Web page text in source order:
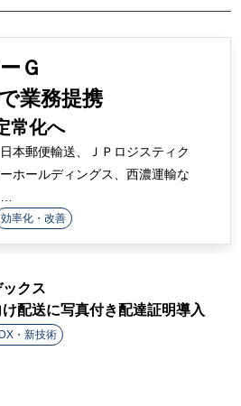
Ｇ
業務提携
常化へ
本郵便輸送、ＪＰロジスティク
ホールディングス、西濃運輸な
…
効率化・改善
クス
配送に写真付き配達証明導入
・新技術